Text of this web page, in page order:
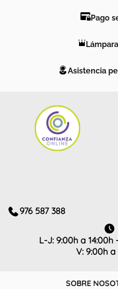
Pago
Asistencia
976 587 388
L-J: 9:00h a 14:00h
V: 9:00h a
SOBRE